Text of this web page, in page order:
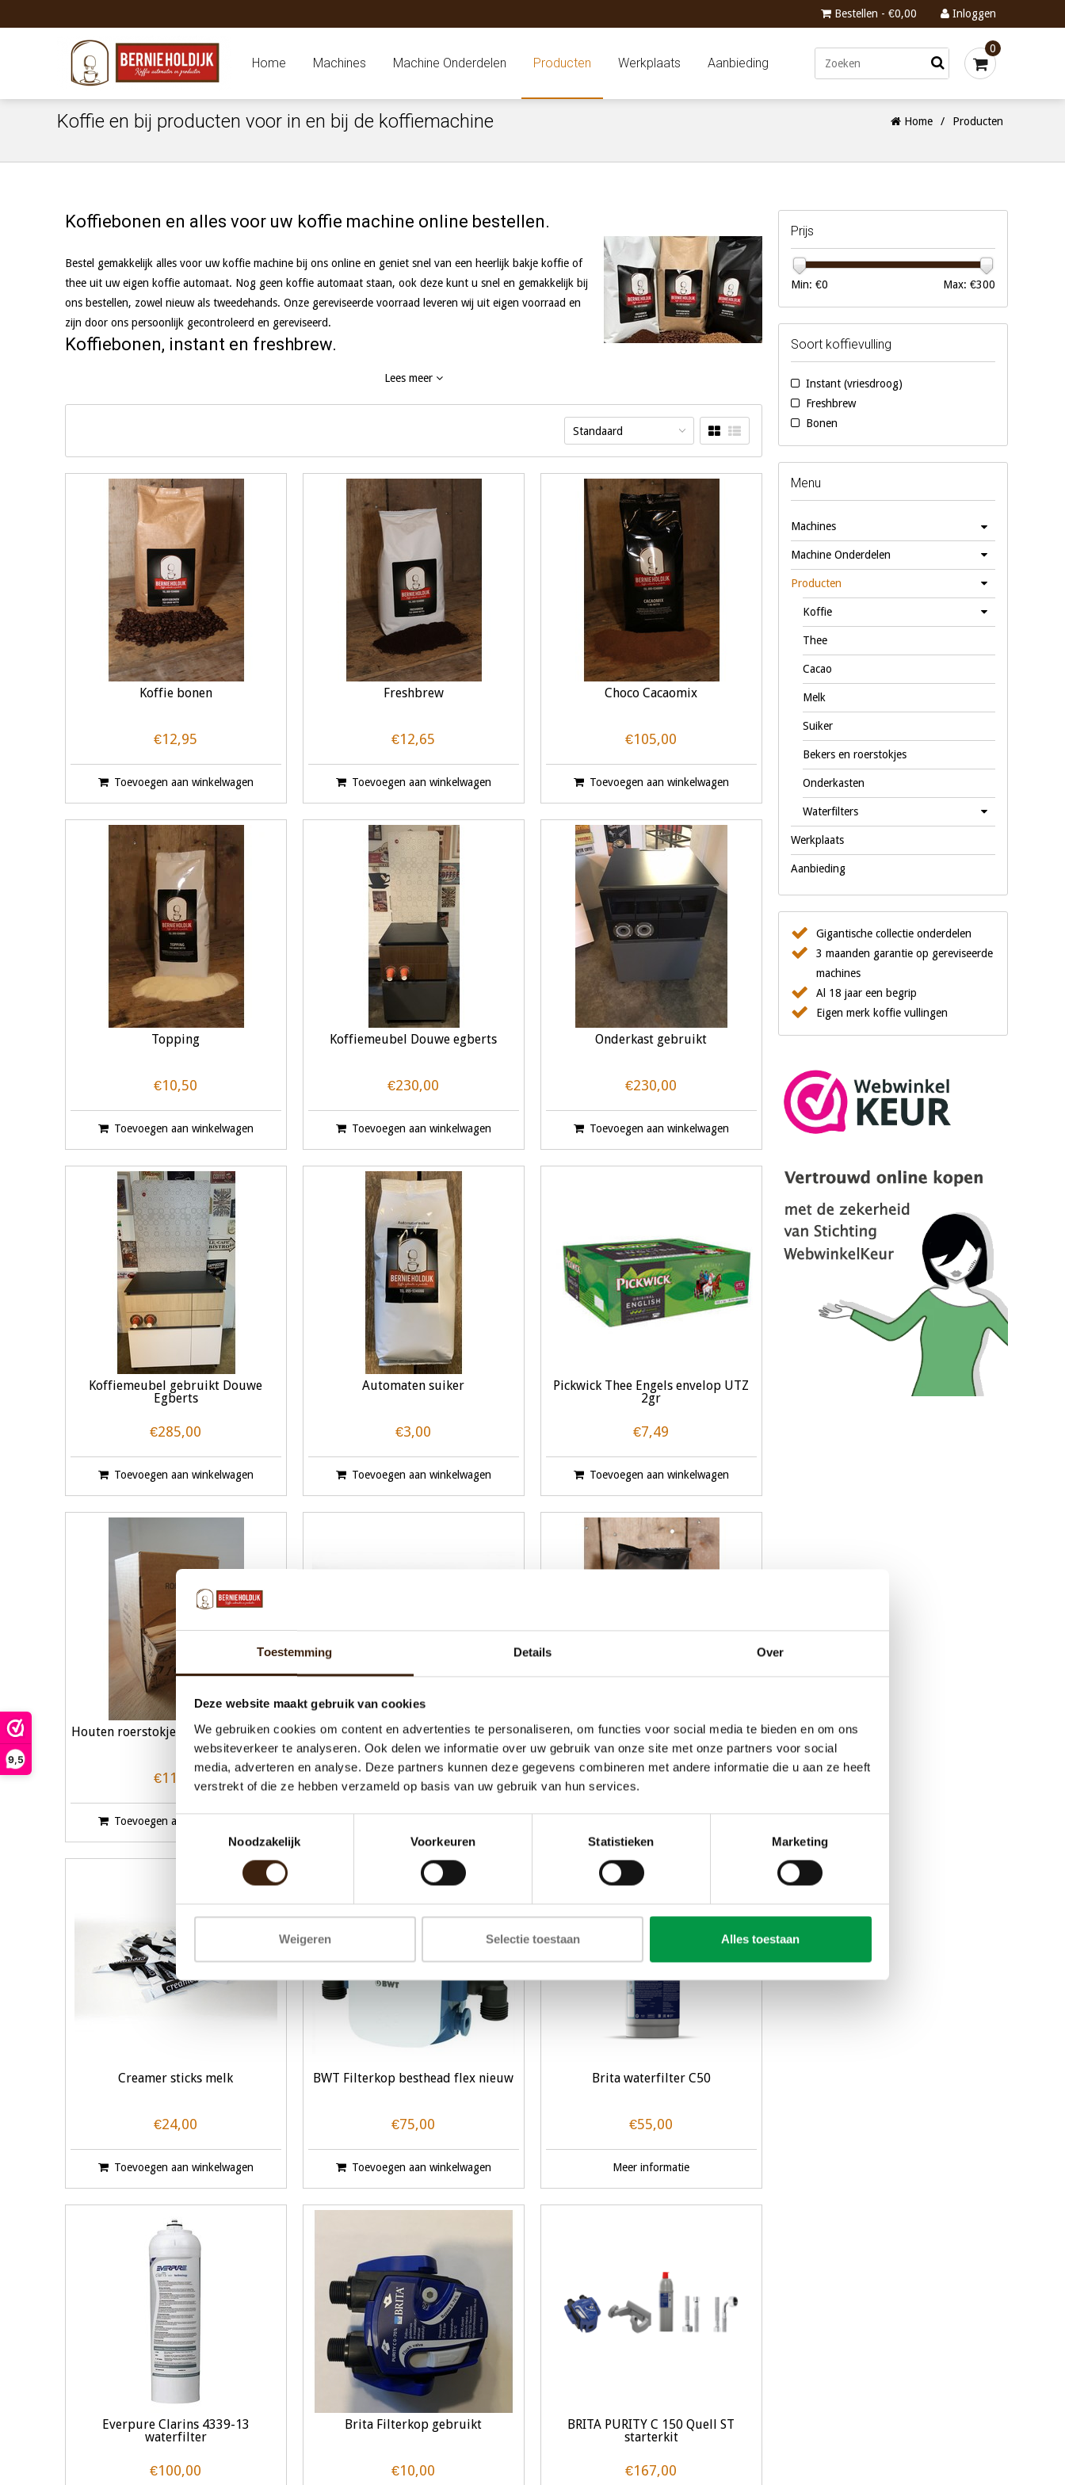
Toestemming Details Over
Deze website maakt gebruik van cookies
We gebruiken cookies om content en advertenties te personaliseren, om functies voor social media te bieden en om ons
websiteverkeer te analyseren. Ook delen we informatie over uw gebruik van onze site met onze partners voor social
media, adverteren en analyse. Deze partners kunnen deze gegevens combineren met andere informatie die u aan ze heeft
verstrekt of die ze hebben verzameld op basis van uw gebruik van hun services.
Toestemmingsselectie
Noodzakelijk
Voorkeuren Statistieken Marketing
Weigeren Selectie toestaan Alles toestaan
9,5
Bestellen - €0,00 Inloggen
Home Machines Machine Onderdelen Producten Werkplaats Aanbieding
0
Koffie en bij producten voor in en bij de koffiemachine Home / Producten
Koffiebonen en alles voor uw koffie machine online bestellen.
Bestel gemakkelijk alles voor uw koffie machine bij ons online en geniet snel van een heerlijk bakje koffie of
thee uit uw eigen koffie automaat. Nog geen koffie automaat staan, ook deze kunt u snel en gemakkelijk bij
ons bestellen, zowel nieuw als tweedehands. Onze gereviseerde voorraad leveren wij uit eigen voorraad en
zijn door ons persoonlijk gecontroleerd en gereviseerd.
Koffiebonen, instant en freshbrew.
Bij ons bestelt u koffiebonen van uitstekende kwaliteit en een gegarandeerd lekker bakje koffie op het werk of thuisgebruik. Grote aantallen
nodig? Neemt u dan contact met ons op zodat we samen de mogelijkheden kunnen bespreken. De koffiebonen, instant koffie en freshbrew
Lees meer
Standaard
Koffie bonen
€12,95
Toevoegen aan winkelwagen
Freshbrew
€12,65
Toevoegen aan winkelwagen
Choco Cacaomix
€105,00
Toevoegen aan winkelwagen
Topping
€10,50
Toevoegen aan winkelwagen
Koffiemeubel Douwe egberts
€230,00
Toevoegen aan winkelwagen
Onderkast gebruikt
€230,00
Toevoegen aan winkelwagen
Koffiemeubel gebruikt Douwe
Egberts
€285,00
Toevoegen aan winkelwagen
Automaten suiker
€3,00
Toevoegen aan winkelwagen
Pickwick Thee Engels envelop UTZ
2gr
€7,49
Toevoegen aan winkelwagen
Houten roerstokjes in dispenser box
€11,60
Toevoegen aan winkelwagen
Suikersticks
€18,50
Bernie Holdijk instant koffie -
vriesdroog
Creamer sticks melk
€24,00
Toevoegen aan winkelwagen
BWT Filterkop besthead flex nieuw
€75,00
Toevoegen aan winkelwagen
Brita waterfilter C50
€55,00
Meer informatie
Everpure Clarins 4339-13
waterfilter
€100,00
Brita Filterkop gebruikt
€10,00
BRITA PURITY C 150 Quell ST
starterkit
€167,00
Prijs
Min: €0 Max: €300
Soort koffievulling
Instant (vriesdroog)
Freshbrew
Bonen
Menu
Machines
Machine Onderdelen
Producten
Koffie
Thee
Cacao
Melk
Suiker
Bekers en roerstokjes
Onderkasten
Waterfilters
Werkplaats
Aanbieding
Gigantische collectie onderdelen
3 maanden garantie op gereviseerde
machines
Al 18 jaar een begrip
Eigen merk koffie vullingen